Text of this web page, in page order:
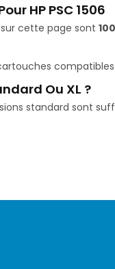
HP PSC 1506
cette page sont
compatibles
Ou XL ?
standard sont